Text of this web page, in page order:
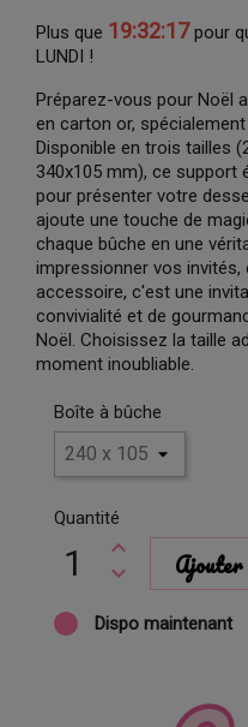
Plus que 19:32:16pour
LUNDI !
Préparez-vous pour Noël
en carton or,
Disponible en trois tailles
340x105 mm), ce
pour présenter votre
ajoute une touche de
chaque bûche en une
impressionner vos
accessoire, c'est une
convivialité et de
Noël. Choisissez la taille
moment inoubliable.
Boîte à bûche
Quantité
Ajouter
Dispo maintenant